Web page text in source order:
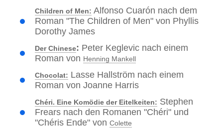
Children of Men: Alfonso Cuarón nach dem
Roman "The Children of Men" von Phyllis
Dorothy James
Der Chinese: Peter Keglevic nach einem
Roman von Henning Mankell
Chocolat: Lasse Hallström nach einem
Roman von Joanne Harris
Chéri. Eine Komödie der Eitelkeiten: Stephen
Frears nach den Romanen "Chéri" und
"Chéris Ende" von Colette